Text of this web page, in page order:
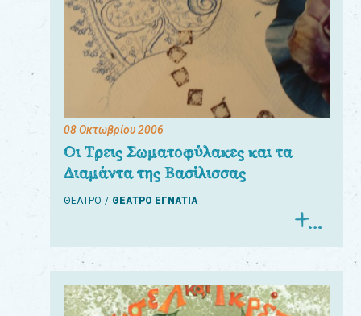
08 Οκτωβρίου 2006
Οι Τρεις Σωματοφύλακες και τα
Διαμάντα της Βασίλισσας
ΘΕΑΤΡΟ ΘΕΑΤΡΟ ΕΓΝΑΤΙΑ